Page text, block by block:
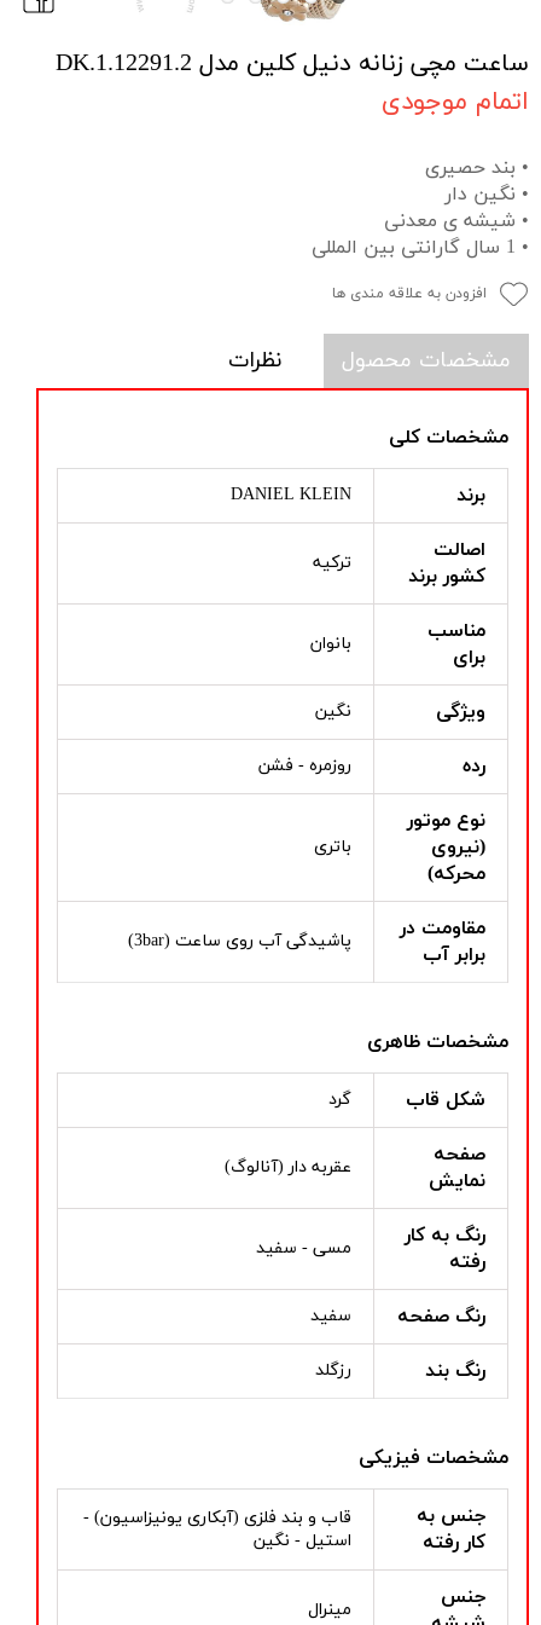
ساعت مچی زنانه دنیل کلین مدل DK.1.12291.2
اتمام موجودی
• بند حصیری
• نگین دار
• شیشه ی معدنی
• 1 سال گارانتی بین المللی
افزودن به علاقه مندی ها
مشخصات محصول نظرات
مشخصات کلی
برند DANIEL KLEIN
اصالت
کشور برند
ترکیه
مناسب
برای
بانوان
ویژگی نگین
رده روزمره - فشن
نوع موتور
(نیروی
محرکه)
باتری
مقاومت در
برابر آب
پاشیدگی آب روی ساعت (3bar)
مشخصات ظاهری
شکل قاب گرد
صفحه
نمایش
عقربه دار (آنالوگ)
رنگ به کار
رفته
مسی - سفید
رنگ صفحه سفید
رنگ بند رزگلد
مشخصات فیزیکی
جنس به
کار رفته
قاب و بند فلزی (آبکاری یونیزاسیون) -
استیل - نگین
جنس
مینرال